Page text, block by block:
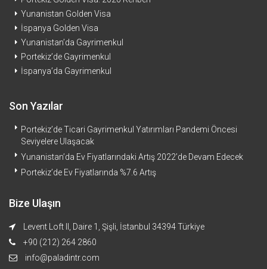
Yunanistan Golden Visa
İspanya Golden Visa
Yunanistan’da Gayrimenkul
Portekiz’de Gayrimenkul
İspanya’da Gayrimenkul
Son Yazılar
Portekiz’de Ticari Gayrimenkul Yatırımları Pandemi Öncesi
Seviyelere Ulaşacak
Yunanistan’da Ev Fiyatlarındaki Artış 2022’de Devam Edecek
Portekiz’de Ev Fiyatlarında %7.6 Artış
Bize Ulaşın
Levent Loft II, Daire 1, Şişli, İstanbul 34394 Türkiye
+90 (212) 264 2860
info@paladintr.com